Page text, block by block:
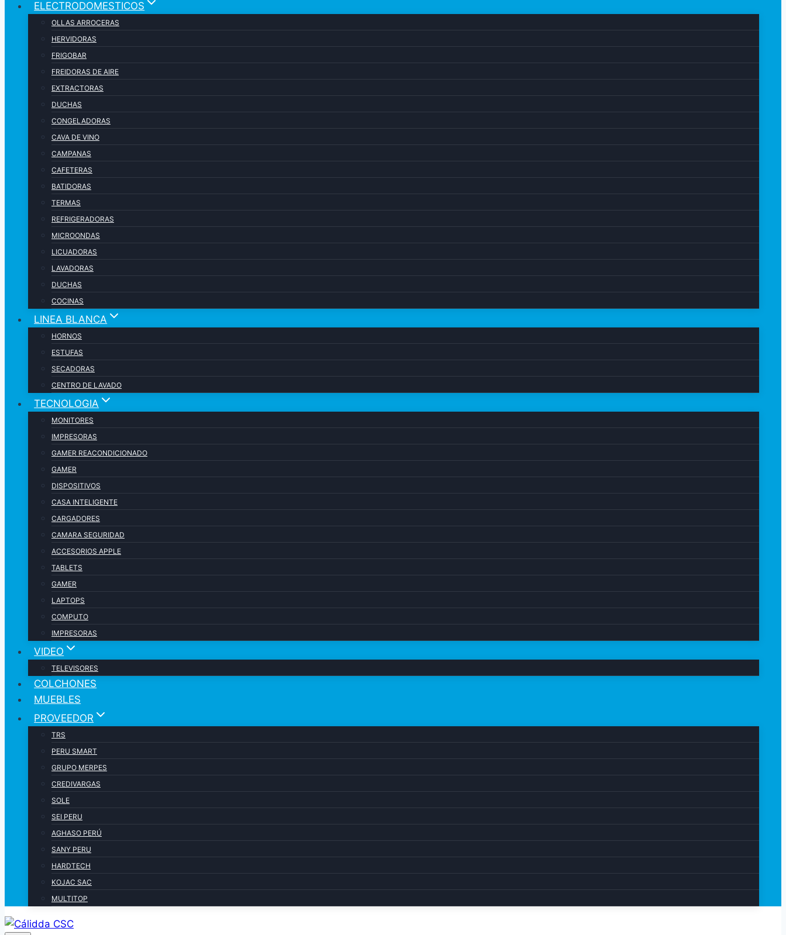
ELECTRODOMESTICOS
OLLAS ARROCERAS
HERVIDORAS
FRIGOBAR
FREIDORAS DE AIRE
EXTRACTORAS
DUCHAS
CONGELADORAS
CAVA DE VINO
CAMPANAS
CAFETERAS
BATIDORAS
TERMAS
REFRIGERADORAS
MICROONDAS
LICUADORAS
LAVADORAS
DUCHAS
COCINAS
LINEA BLANCA
HORNOS
ESTUFAS
SECADORAS
CENTRO DE LAVADO
TECNOLOGIA
MONITORES
IMPRESORAS
GAMER REACONDICIONADO
GAMER
DISPOSITIVOS
CASA INTELIGENTE
CARGADORES
CAMARA SEGURIDAD
ACCESORIOS APPLE
TABLETS
GAMER
LAPTOPS
COMPUTO
IMPRESORAS
VIDEO
TELEVISORES
COLCHONES
MUEBLES
PROVEEDOR
TRS
PERU SMART
GRUPO MERPES
CREDIVARGAS
SOLE
SEI PERU
AGHASO PERÚ
SANY PERU
HARDTECH
KOJAC SAC
MULTITOP